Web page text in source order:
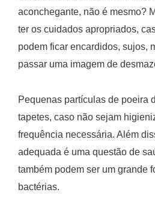
aconchegante, não é mesmo?
ter os cuidados apropriados,
podem ficar encardidos, sujos,
passar uma imagem de
Pequenas partículas de poeira
tapetes, caso não sejam
frequência necessária. Além
adequada é uma questão de
também podem ser um grande
bactérias.